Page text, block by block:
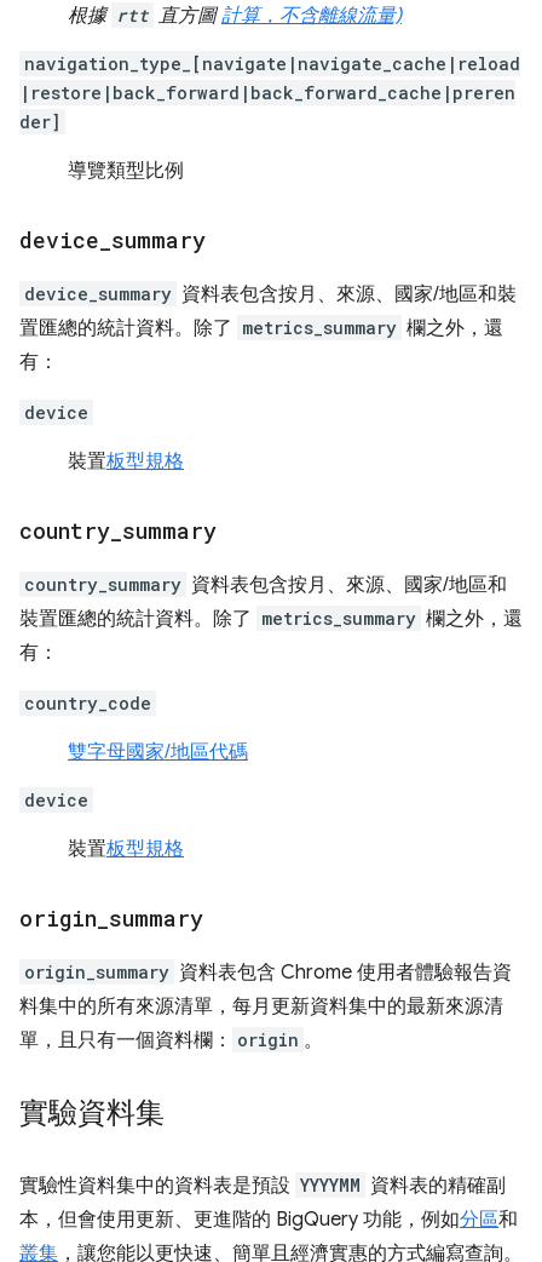
根據 rtt 直方圖計算，不含離線流量)
navigation_type_[navigate|navigate_cache|reload
|restore|back_forward|back_forward_cache|preren
der]
導覽類型比例
device summary
device_summary 資料表包含按月、來源、國家/地區和裝
置匯總的統計資料。除了 metrics_summary 欄之外，還
有：
device
裝置板型規格
country summary
country_summary 資料表包含按月、來源、國家/地區和
裝置匯總的統計資料。除了 metrics_summary 欄之外，還
有：
country_code
雙字母國家/地區代碼
device
裝置板型規格
origin summary
origin_summary 資料表包含 Chrome 使用者體驗報告資
料集中的所有來源清單，每月更新資料集中的最新來源清
單，且只有一個資料欄：
origin 。
實驗資料集
實驗性資料集中的資料表是預設 YYYYMM 資料表的精確副
本，但會使用更新、更進階的 BigQuery 功能，例如分區和
叢集 ，讓您能以更快速、簡單且經濟實惠的方式編寫查詢。